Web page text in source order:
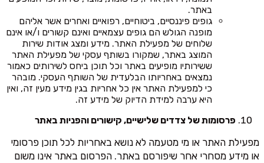
באתר.
גופים פיננסיים, ביטוחיים, רפואיים ואחרים אשר אליהם
מופנה הגולש הם גופים עצמאיים ואינם קשורים ו/או אינם
שלוחים של מפעילת האתר. מידע ומצג אודות שירות
המוצג באתר, שמקורו בשותף עסקי של מפעילת האתר
ששירותיו מופיעים באתר וכל תוכן ביחס לשירותים כאמור
נמצאים באחריותו הבלעדית של השותף העסקי. מובהר
כי למפעילת האתר אין כל אחריות בגין מידע מעין זה, ואין
היא ערבה למידת הדיוק של מידע זה.
פרסומות של צדדים שלישיים, קישורים והפניות באתר
מפעילת האתר או מי מטעמה לא נושא באחריות לכל תוכן פרסומי
או מידע מסחרי אחר שיפורסם באתר. הפרסום באתר אינו משום